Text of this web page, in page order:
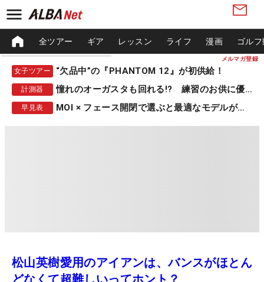
メルマガ登録
全ツアー ギア レッスン ライフ 漫画 ゴル
女子ツアー “欠品中”の『PHANTOM 12』が初供給！
計測器 憧れのオーガスタも回れる!? 練習のお供に優秀な一品
早見表 MOI × フェース開閉で選ぶと最適なモデルが見つかる
松山英樹愛用のアイアンは、バンスがほとん
どなくて超難しいってホント？